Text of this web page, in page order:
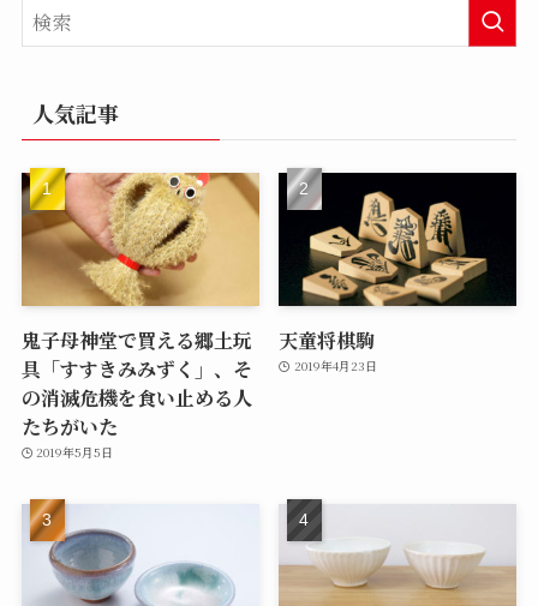
人気記事
鬼子母神堂で買える郷土玩
具「すすきみみずく」、そ
の消滅危機を食い止める人
たちがいた
2019年5月5日
天童将棋駒
2019年4月23日